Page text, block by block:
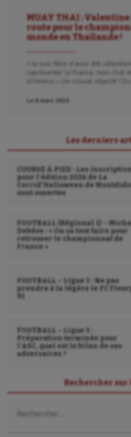
Fitness
Flag football
Futsal
Haltérophilie
Handisport
Hippisme
Jeux Olympiques et
Kayak-polo
Moto
Natation artistique
Omnisports
Paddle
MUAY THAI : Valentine
route pour le
monde en Thaïlande !
« Je suis fière d’avoir été
représenter la France, mon club
d’Amiens » Un nouvel objectif ! Du
Le 6 mars 2019
Les derniers
COURSE À PIED : Les
pour l’édition 2026 de La
Corrid’Halloween de
sont ouvertes
FOOTBALL (Régional 1) –
Debève : « On va tout faire pour
retrouver le championnat de
France »
FOOTBALL – Ligue 3 : Ne pas
prendre à la légère le FC
91
FOOTBALL – Ligue 3 :
Préparation terminée pour
l’ASC, quel est le bilan de ses
adversaires ?
Rechercher sur